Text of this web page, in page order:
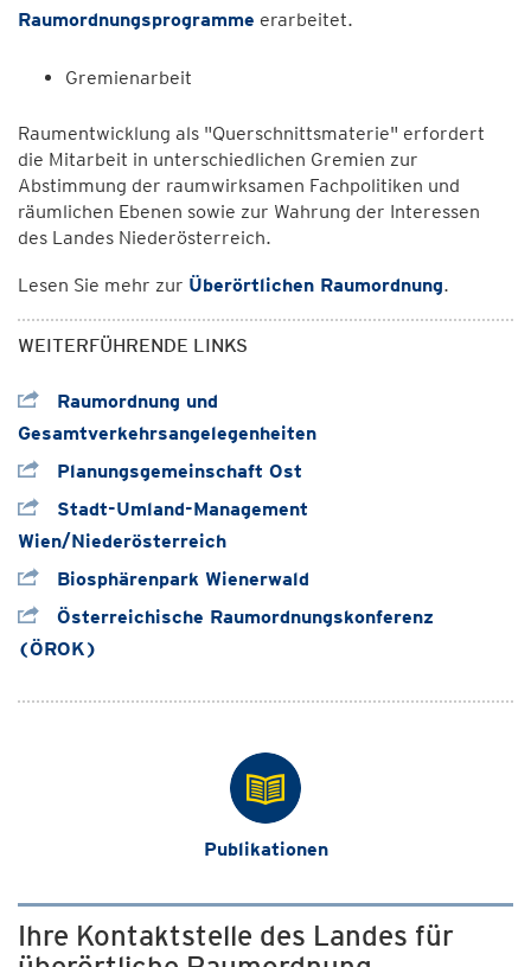
Raumordnungsprogramme erarbeitet.
Gremienarbeit
Raumentwicklung als "Querschnittsmaterie" erfordert
die Mitarbeit in unterschiedlichen Gremien zur
Abstimmung der raumwirksamen Fachpolitiken und
räumlichen Ebenen sowie zur Wahrung der Interessen
des Landes Niederösterreich.
Lesen Sie mehr zur Überörtlichen Raumordnung.
WEITERFÜHRENDE LINKS
Raumordnung und
Gesamtverkehrsangelegenheiten
Planungsgemeinschaft Ost
Stadt-Umland-Management
Wien/Niederösterreich
Biosphärenpark Wienerwald
Österreichische Raumordnungskonferenz
(ÖROK)
Publikationen
Ihre Kontaktstelle des Landes für